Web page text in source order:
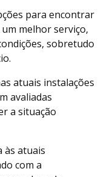
para encontrar
melhor serviço,
sobretudo
atuais instalações
avaliadas
a situação
às atuais
com a